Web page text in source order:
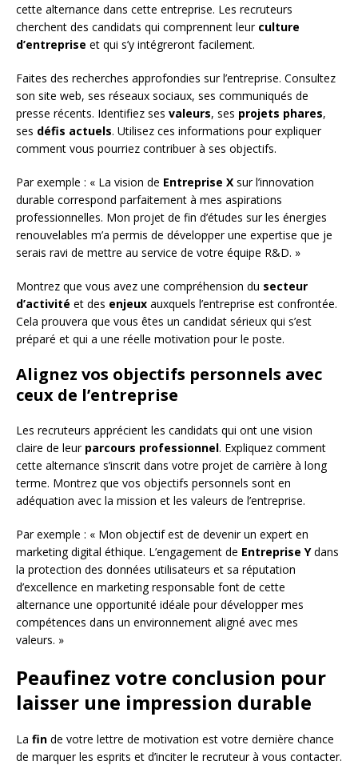
cette alternance dans cette entreprise. Les recruteurs
cherchent des candidats qui comprennent leur culture
d’entreprise et qui s’y intégreront facilement.
Faites des recherches approfondies sur l’entreprise. Consultez
son site web, ses réseaux sociaux, ses communiqués de
presse récents. Identifiez ses valeurs, ses projets phares,
ses défis actuels. Utilisez ces informations pour expliquer
comment vous pourriez contribuer à ses objectifs.
Par exemple : « La vision de Entreprise X sur l’innovation
durable correspond parfaitement à mes aspirations
professionnelles. Mon projet de fin d’études sur les énergies
renouvelables m’a permis de développer une expertise que je
serais ravi de mettre au service de votre équipe R&D. »
Montrez que vous avez une compréhension du secteur
d’activité et des enjeux auxquels l’entreprise est confrontée.
Cela prouvera que vous êtes un candidat sérieux qui s’est
préparé et qui a une réelle motivation pour le poste.
Alignez vos objectifs personnels avec
ceux de l’entreprise
Les recruteurs apprécient les candidats qui ont une vision
claire de leur parcours professionnel. Expliquez comment
cette alternance s’inscrit dans votre projet de carrière à long
terme. Montrez que vos objectifs personnels sont en
adéquation avec la mission et les valeurs de l’entreprise.
Par exemple : « Mon objectif est de devenir un expert en
marketing digital éthique. L’engagement de Entreprise Ydans
la protection des données utilisateurs et sa réputation
d’excellence en marketing responsable font de cette
alternance une opportunité idéale pour développer mes
compétences dans un environnement aligné avec mes
valeurs. »
Peaufinez votre conclusion pour
laisser une impression durable
La fin de votre lettre de motivation est votre dernière chance
de marquer les esprits et d’inciter le recruteur à vous contacter.